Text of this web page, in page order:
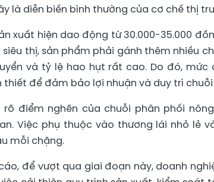
là diễn biến bình thường của cơ chế thị
xuất hiện dao động từ 30.000-35.000
thị, sản phẩm phải gánh thêm nhiều
và tỷ lệ hao hụt rất cao. Do đó, mức
thiết để đảm bảo lợi nhuận và duy trì
rõ điểm nghẽn của chuỗi phân phối
Việc phụ thuộc vào thương lái nhỏ lẻ
mỗi chặng.
để vượt qua giai đoạn này, doanh